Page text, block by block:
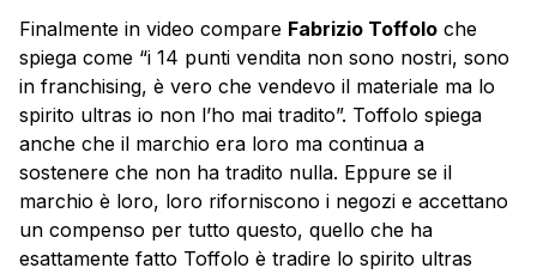
Finalmente in video compare Fabrizio Toffolo che
spiega come “i 14 punti vendita non sono nostri, sono
in franchising, è vero che vendevo il materiale ma lo
spirito ultras io non l’ho mai tradito”. Toffolo spiega
anche che il marchio era loro ma continua a
sostenere che non ha tradito nulla. Eppure se il
marchio è loro, loro riforniscono i negozi e accettano
un compenso per tutto questo, quello che ha
esattamente fatto Toffolo è tradire lo spirito ultras